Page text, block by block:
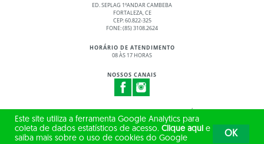
ED. SEPLAG 1ºANDAR CAMBEBA
FORTALEZA, CE
CEP: 60.822-325
FONE: (85) 3108.2624
HORÁRIO DE ATENDIMENTO
08 ÀS 17 HORAS
NOSSOS CANAIS
© 2017 - 2026 – GOVERNO DO ESTADO DO CEARÁ
TODOS OS DIREITOS RESERVADOS
Este site utiliza a ferramenta Google Analytics para
coleta de dados estatísticos de acesso. Clique aqui e
saiba mais sobre o uso de cookies do Google
OK